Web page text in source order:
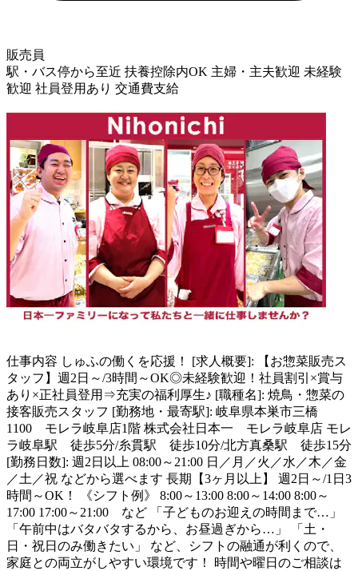
販売員
駅・バス停から至近 扶養控除内OK 主婦・主夫歓迎 未経験
歓迎 社員登用あり 交通費支給
仕事内容 しゅふの働くを応援！ [求人概要]: 【お惣菜販売ス
タッフ】週2日～/3時間～OK◎未経験歓迎！社員割引×賞与
あり×正社員登用⇒充実の福利厚生♪ [職種名]: 焼鳥・惣菜の
接客販売スタッフ [勤務地・最寄駅]: 岐阜県本巣市三橋
1100 モレラ岐阜店1階 株式会社日本一 モレラ岐阜店 モレ
ラ岐阜駅 徒歩5分/糸貫駅 徒歩10分/北方真桑駅 徒歩15分
[勤務日数]: 週2日以上 08:00～21:00 日／月／火／水／木／金
／土／祝 などから選べます 長期【3ヶ月以上】 週2日～/1日3
時間～OK！ 《シフト例》 8:00～13:00 8:00～14:00 8:00～
17:00 17:00～21:00 など 「子どものお迎えの時間まで…」
「午前中はバタバタするから、お昼過ぎから…」 「土・
日・祝日のみ働きたい」 など、シフトの融通が利くので、
家庭との両立がしやすい環境です！ 時間や曜日のご相談は